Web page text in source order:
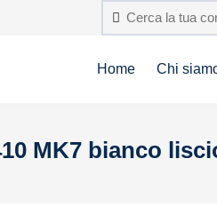
Home Chi
MK7 bianco